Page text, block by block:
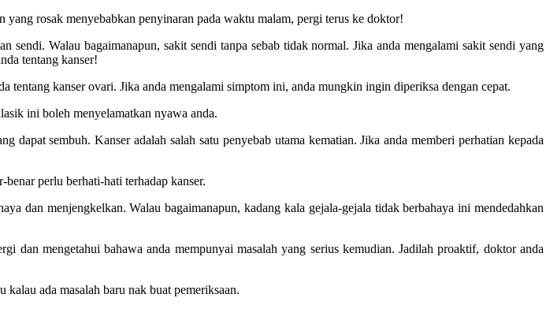
rosak menyebabkan penyinaran pada waktu malam, pergi terus ke doktor!
sendi. Walau bagaimanapun, sakit sendi tanpa sebab tidak normal. Jika anda mengalami sakit sendi yang
tentang kanser!
tentang kanser ovari. Jika anda mengalami simptom ini, anda mungkin ingin diperiksa dengan cepat.
ini boleh menyelamatkan nyawa anda.
dapat sembuh. Kanser adalah salah satu penyebab utama kematian. Jika anda memberi perhatian kepada
perlu berhati-hati terhadap kanser.
dan menjengkelkan. Walau bagaimanapun, kadang kala gejala-gejala tidak berbahaya ini mendedahkan
dan mengetahui bahawa anda mempunyai masalah yang serius kemudian. Jadilah proaktif, doktor anda
ada masalah baru nak buat pemeriksaan.